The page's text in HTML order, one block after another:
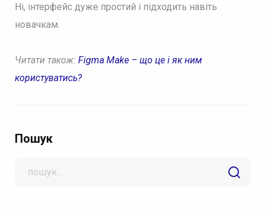
Ні, інтерфейс дуже простий і підходить навіть
новачкам.
Читати також: Figma Make – що це і як ним
користуватись?
Пошук